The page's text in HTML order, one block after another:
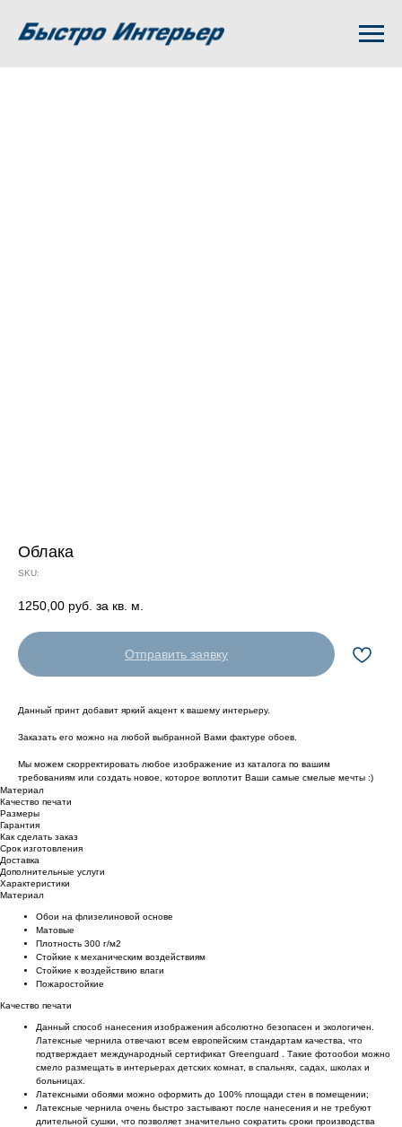
Облака
SKU:
1250,00 руб. за кв. м.
Отправить заявку
Данный принт добавит яркий акцент к вашему интерьеру.
Заказать его можно на любой выбранной Вами фактуре обоев.
Мы можем скорректировать любое изображение из каталога по вашим
требованиям или создать новое, которое воплотит Ваши самые смелые мечты :)
Материал
Качество печати
Размеры
Гарантия
Как сделать заказ
Срок изготовления
Доставка
Дополнительные услуги
Характеристики
Материал
Обои на флизелиновой основе
Матовые
Плотность 300 г/м2
Стойкие к механическим воздействиям
Cтойкие к воздействию влаги
Пожаростойкие
Качество печати
Данный способ нанесения изображения абсолютно безопасен и экологичен.
Латексные чернила отвечают всем европейским стандартам качества, что
подтверждает международный сертификат Greenguard . Такие фотообои можно
смело размещать в интерьерах детских комнат, в спальнях, садах, школах и
больницах.
Латексными обоями можно оформить до 100% площади стен в помещении;
Латексные чернила очень быстро застывают после нанесения и не требуют
длительной сушки, что позволяет значительно сократить сроки производства